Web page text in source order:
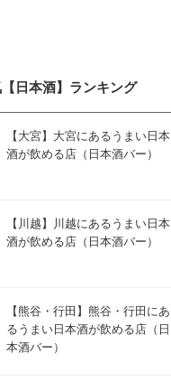
日本酒】ランキング
【大宮】大宮にあるうまい日本
酒が飲める店（日本酒バー）
【川越】川越にあるうまい日本
酒が飲める店（日本酒バー）
【熊谷・行田】熊谷・行田にあ
るうまい日本酒が飲める店（日
本酒バー）